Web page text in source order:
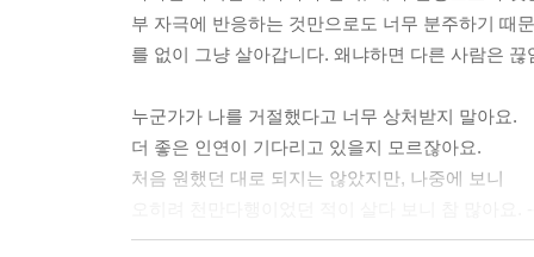
부 자극에 반응하는 것만으로도 너무 분주하기 때
를 없이 그냥 살아갑니다. 왜냐하면 다른 사람은
누군가가 나를 거절했다고 너무 상처받지 말아요.
더 좋은 인연이 기다리고 있을지 모르잖아요.
처음 원했던 대로 되지는 않았지만, 나중에 보니